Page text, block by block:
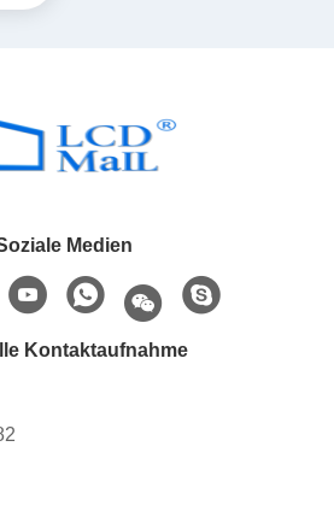
Medien
Kontaktaufnahme